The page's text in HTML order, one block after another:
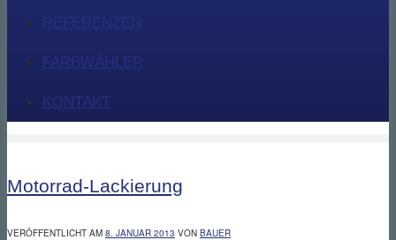
REFERENZEN
FARBWÄHLER
KONTAKT
Motorrad-Lackierung
VERÖFFENTLICHT AM 8. JANUAR 2013 VON BAUER